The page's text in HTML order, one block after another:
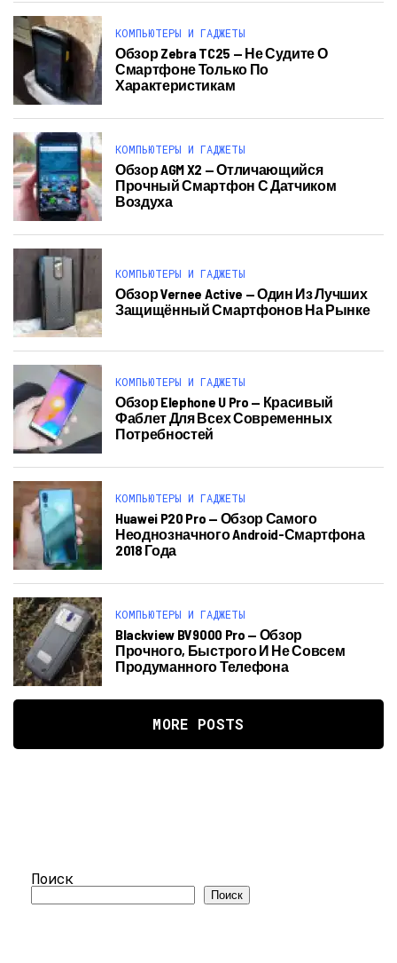
КОМПЬЮТЕРЫ И ГАДЖЕТЫ
Обзор Zebra TC25 — Не Судите О
Смартфоне Только По
Характеристикам
КОМПЬЮТЕРЫ И ГАДЖЕТЫ
Обзор AGM X2 — Отличающийся
Прочный Смартфон С Датчиком
Воздуха
КОМПЬЮТЕРЫ И ГАДЖЕТЫ
Обзор Vernee Active — Один Из Лучших
Защищённый Смартфонов На Рынке
КОМПЬЮТЕРЫ И ГАДЖЕТЫ
Обзор Elephone U Pro — Красивый
Фаблет Для Всех Современных
Потребностей
КОМПЬЮТЕРЫ И ГАДЖЕТЫ
Huawei P20 Pro — Обзор Самого
Неоднозначного Android-Смартфона
2018 Года
КОМПЬЮТЕРЫ И ГАДЖЕТЫ
Blackview BV9000 Pro — Обзор
Прочного, Быстрого И Не Совсем
Продуманного Телефона
MORE POSTS
Поиск
Поиск